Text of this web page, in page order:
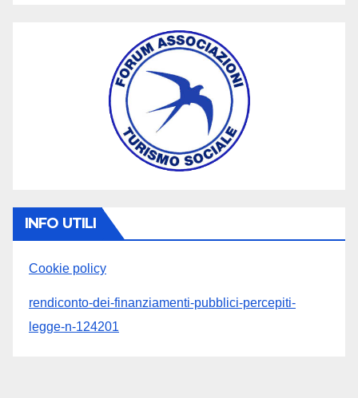
INFO UTILI
Cookie policy
rendiconto-dei-finanziamenti-pubblici-percepiti-
legge-n-124201